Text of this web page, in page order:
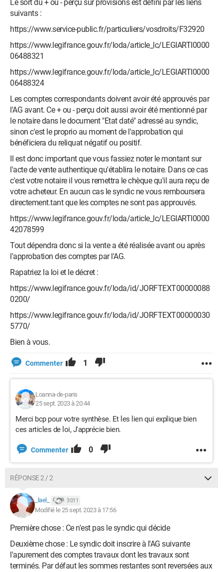
Le sort du + ou - perçu sur provisions est défini par les liens
suivants :
https://www.service-public.fr/particuliers/vosdroits/F32920
https://www.legifrance.gouv.fr/loda/article_lc/LEGIARTI0000
06488321
https://www.legifrance.gouv.fr/loda/article_lc/LEGIARTI0000
06488324
Les comptes correspondants doivent avoir été approuvés par
l'AG avant. Ce + ou - perçu doit aussi avoir été mentionné par
le notaire dans le document "Etat daté" adressé au syndic,
sinon c'est le proprio au moment de l'approbation qui
bénéficiera du reliquat négatif ou positif.
Il est donc important que vous fassiez noter le montant sur
l'acte de vente authentique qu'établira le notaire. Dans ce cas
c'est votre notaire il vous remettra le chèque qu'il aura reçu de
votre acheteur. En aucun cas le syndic ne vous remboursera
directement.tant que les comptes ne sont pas approuvés.
https://www.legifrance.gouv.fr/loda/article_lc/LEGIARTI0000
42078599
Tout dépendra donc si la vente a été réalisée avant ou après
l'approbation des comptes par l'AG.
Rapatriez la loi et le décret :
https://www.legifrance.gouv.fr/loda/id/JORFTEXT00000088
0200/
https://www.legifrance.gouv.fr/loda/id/JORFTEXT00000030
5770/
Bien à vous.
Commenter 1
Loanna-de-paris
25 sept. 2023 à 20:44
Merci bcp pour votre synthèse. Et les lien qui explique bien
ces articles de loi, J'apprécie bien.
Commenter 0
RÉPONSE 2 / 2
_lael_ 3 011
Modifié le 25 sept. 2023 à 17:56
Première chose : Ce n'est pas le syndic qui décide
Deuxième chose : Le syndic doit inscrire à l'AG suivante
l'apurement des comptes travaux dont les travaux sont
terminés. Par défaut les sommes restantes sont reversées aux